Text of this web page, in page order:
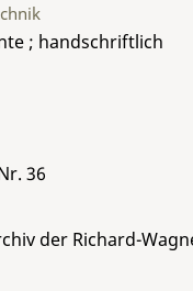
; handschriftlich
36
der Richard-